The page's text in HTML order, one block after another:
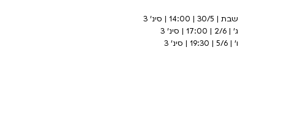
שבת | 30/5 | 14:00 | סינ' 3
ג' | 2/6 | 17:00 | סינ' 3
ו' | 5/6 | 19:30 | סינ' 3